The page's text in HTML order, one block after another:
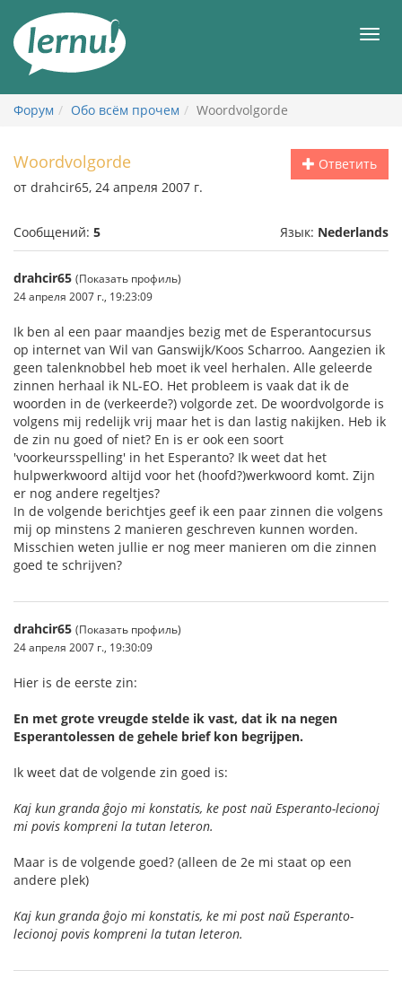
содержанию
Форум Обо всём прочем Woordvolgorde
Ответить
Woordvolgorde
от drahcir65, 24 апреля 2007 г.
Сообщений: 5 Язык: Nederlands
drahcir65 (Показать профиль)
24 апреля 2007 г., 19:23:09
Ik ben al een paar maandjes bezig met de Esperantocursus
op internet van Wil van Ganswijk/Koos Scharroo. Aangezien ik
geen talenknobbel heb moet ik veel herhalen. Alle geleerde
zinnen herhaal ik NL-EO. Het probleem is vaak dat ik de
woorden in de (verkeerde?) volgorde zet. De woordvolgorde is
volgens mij redelijk vrij maar het is dan lastig nakijken. Heb ik
de zin nu goed of niet? En is er ook een soort
'voorkeursspelling' in het Esperanto? Ik weet dat het
hulpwerkwoord altijd voor het (hoofd?)werkwoord komt. Zijn
er nog andere regeltjes?
In de volgende berichtjes geef ik een paar zinnen die volgens
mij op minstens 2 manieren geschreven kunnen worden.
Misschien weten jullie er nog meer manieren om die zinnen
goed te schrijven?
drahcir65 (Показать профиль)
24 апреля 2007 г., 19:30:09
Hier is de eerste zin:
En met grote vreugde stelde ik vast, dat ik na negen
Esperantolessen de gehele brief kon begrijpen.
Ik weet dat de volgende zin goed is:
Kaj kun granda ĝojo mi konstatis, ke post naŭ Esperanto-lecionoj
mi povis kompreni la tutan leteron.
Maar is de volgende goed? (alleen de 2e mi staat op een
andere plek)
Kaj kun granda ĝojo mi konstatis, ke mi post naŭ Esperanto-
lecionoj povis kompreni la tutan leteron.